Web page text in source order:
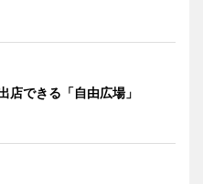
店できる「自由広場」